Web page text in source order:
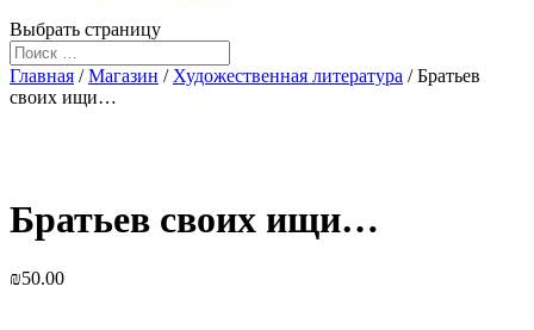
Выбрать страницу
Главная /Магазин / Художественная литература / Братьев
своих ищи…
Братьев своих ищи…
₪50.00